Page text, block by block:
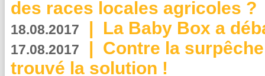
des races locales agricoles ?
18.08.2017 | La Baby Box a
17.08.2017 | Contre la
trouvé la solution !